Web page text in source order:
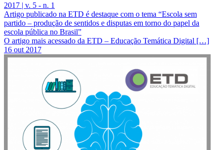
2017 | v. 5 - n. 1
Artigo publicado na ETD é destaque com o tema “Escola sem
partido – produção de sentidos e disputas em torno do papel da
escola pública no Brasil”
O artigo mais acessado da ETD – Educação Temática Digital […]
16 out 2017